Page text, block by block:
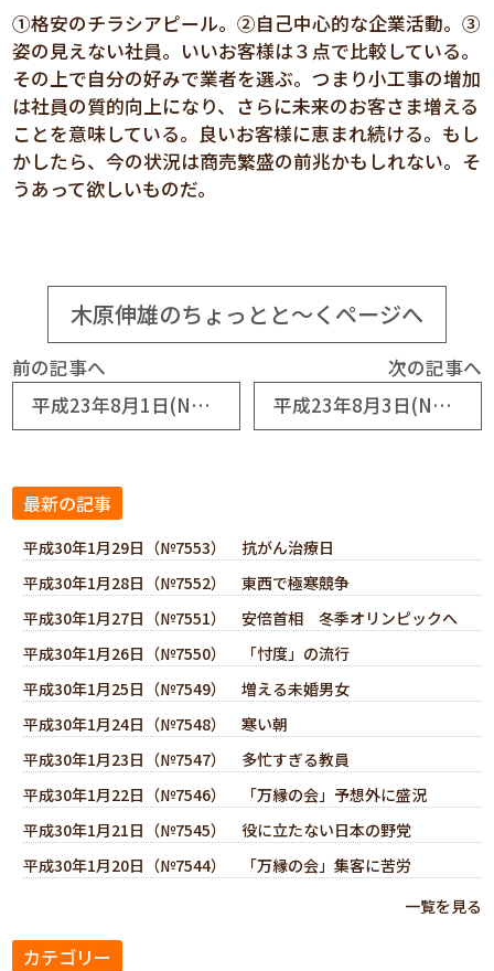
①格安のチラシアピール。②自己中心的な企業活動。③
姿の見えない社員。いいお客様は３点で比較している。
その上で自分の好みで業者を選ぶ。つまり小工事の増加
は社員の質的向上になり、さらに未来のお客さま増える
ことを意味している。良いお客様に恵まれ続ける。もし
かしたら、今の状況は商売繁盛の前兆かもしれない。そ
うあって欲しいものだ。
木原伸雄のちょっとと～くページへ
前の記事へ
平成23年8月1日(No5338) 仕事が増えている
次の記事へ
平成23年8月3日(No5340) お客さま通信簿
最新の記事
平成30年1月29日（№7553） 抗がん治療日
平成30年1月28日（№7552） 東西で極寒競争
平成30年1月27日（№7551） 安倍首相 冬季オリンピックへ
平成30年1月26日（№7550） 「忖度」の流行
平成30年1月25日（№7549） 増える未婚男女
平成30年1月24日（№7548） 寒い朝
平成30年1月23日（№7547） 多忙すぎる教員
平成30年1月22日（№7546） 「万縁の会」予想外に盛況
平成30年1月21日（№7545） 役に立たない日本の野党
平成30年1月20日（№7544） 「万縁の会」集客に苦労
一覧を見る
カテゴリー